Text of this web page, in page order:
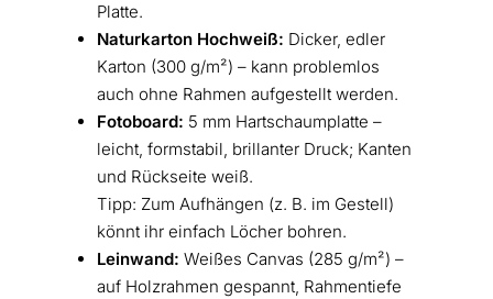
Platte.
Naturkarton Hochweiß: Dicker, edler
Karton (300 g/m²) – kann problemlos
auch ohne Rahmen aufgestellt werden.
Fotoboard: 5 mm Hartschaumplatte –
leicht, formstabil, brillanter Druck; Kanten
und Rückseite weiß.
Tipp: Zum Aufhängen (z. B. im Gestell)
könnt ihr einfach Löcher bohren.
Leinwand: Weißes Canvas (285 g/m²) –
auf Holzrahmen gespannt, Rahmentiefe